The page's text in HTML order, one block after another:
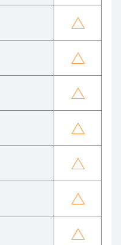
△
△
△
△
△
△
△